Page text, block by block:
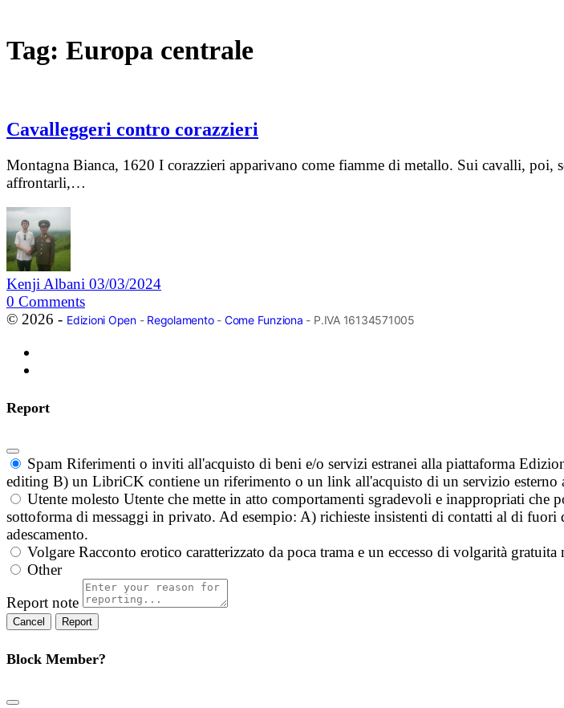
Tag: Europa centrale
Cavalleggeri contro corazzieri
Montagna Bianca, 1620 I corazzieri apparivano come fiamme di metallo. Sui cavalli, poi,
affrontarli,…
Kenji Albani 03/03/2024
0 Comments
© 2026 - Edizioni Open- Regolamento- Come Funziona - P.IVA 16134571005
Report
Spam Riferimenti o inviti all'acquisto di beni e/o servizi estranei alla piattaforma
editing B) un LibriCK contiene un riferimento o un link all'acquisto di un servizio esterno
Utente molesto Utente che mette in atto comportamenti sgradevoli e inappropriati
sottoforma di messaggi in privato. Ad esempio: A) richieste insistenti di contatti al di
adescamento.
Volgare Racconto erotico caratterizzato da poca trama e un eccesso di volgarità
Other
Report note
Report
Block Member?